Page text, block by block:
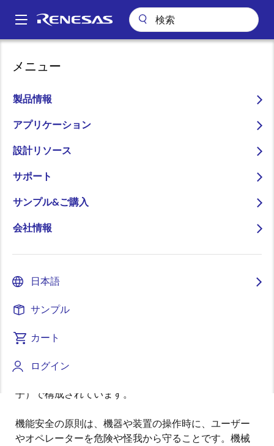
ン
Main
メニュー
製品情報
アプリケーション
設計リソース
サポート
サンプル&ご購入
会社情報
日本語
サンプル
カート
ログイン
パ
ン
く
ず
産業向け機能安全システム開発は信頼できるパートナーと
産業向け機能安全システム
開発は信頼できるパートナ
ーと
画
像
公開日:2022年10月20日
おいて不可欠な要素であり、安全機能をどのように作
幅広いアプリケーションで安全機能を果たすために使
子）で構成されています。
機能安全の原則は、機器や装置の操作時に、ユーザー
やオペレーターを危険や怪我から守ることです。機械